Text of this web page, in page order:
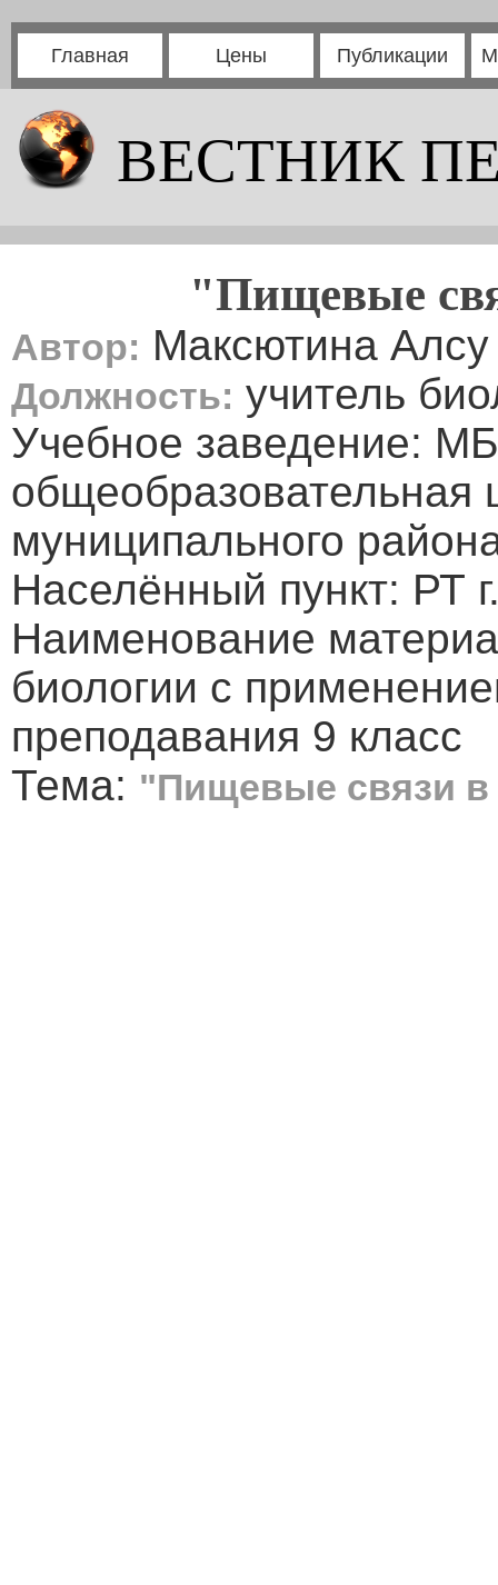
Главная Цены Публикации
ВЕСТНИК
"Пищевые
Автор: Максютина
Должность: учитель
Учебное заведение:
муниципального
Населённый пункт: РТ
Наименование
биологии с
преподавания 9 класс
Тема: "Пищевые связи в